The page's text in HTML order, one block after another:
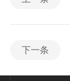
下一条